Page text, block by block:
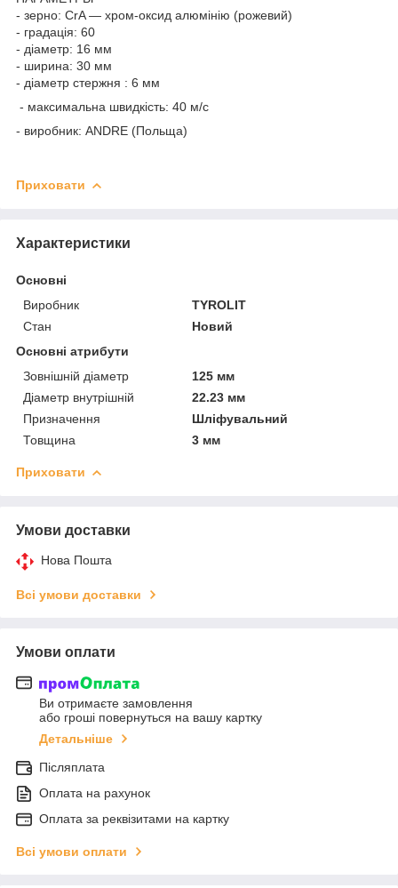
- зерно: CrA — хром-оксид алюмінію (рожевий)
- градація: 60
- діаметр: 16 мм
- ширина: 30 мм
- діаметр стержня : 6 мм
- максимальна швидкість: 40 м/с
- виробник: ANDRE (Польща)
Приховати
Характеристики
Основні
Виробник
TYROLIT
Стан
Новий
Основні атрибути
Зовнішній діаметр
125 мм
Діаметр внутрішній
22.23 мм
Призначення
Шліфувальний
Товщина
3 мм
Приховати
Умови доставки
Нова Пошта
Всі умови доставки
Умови оплати
Ви отримаєте замовлення
або гроші повернуться на вашу картку
Детальніше
Післяплата
Оплата на рахунок
Оплата за реквізитами на картку
Всі умови оплати